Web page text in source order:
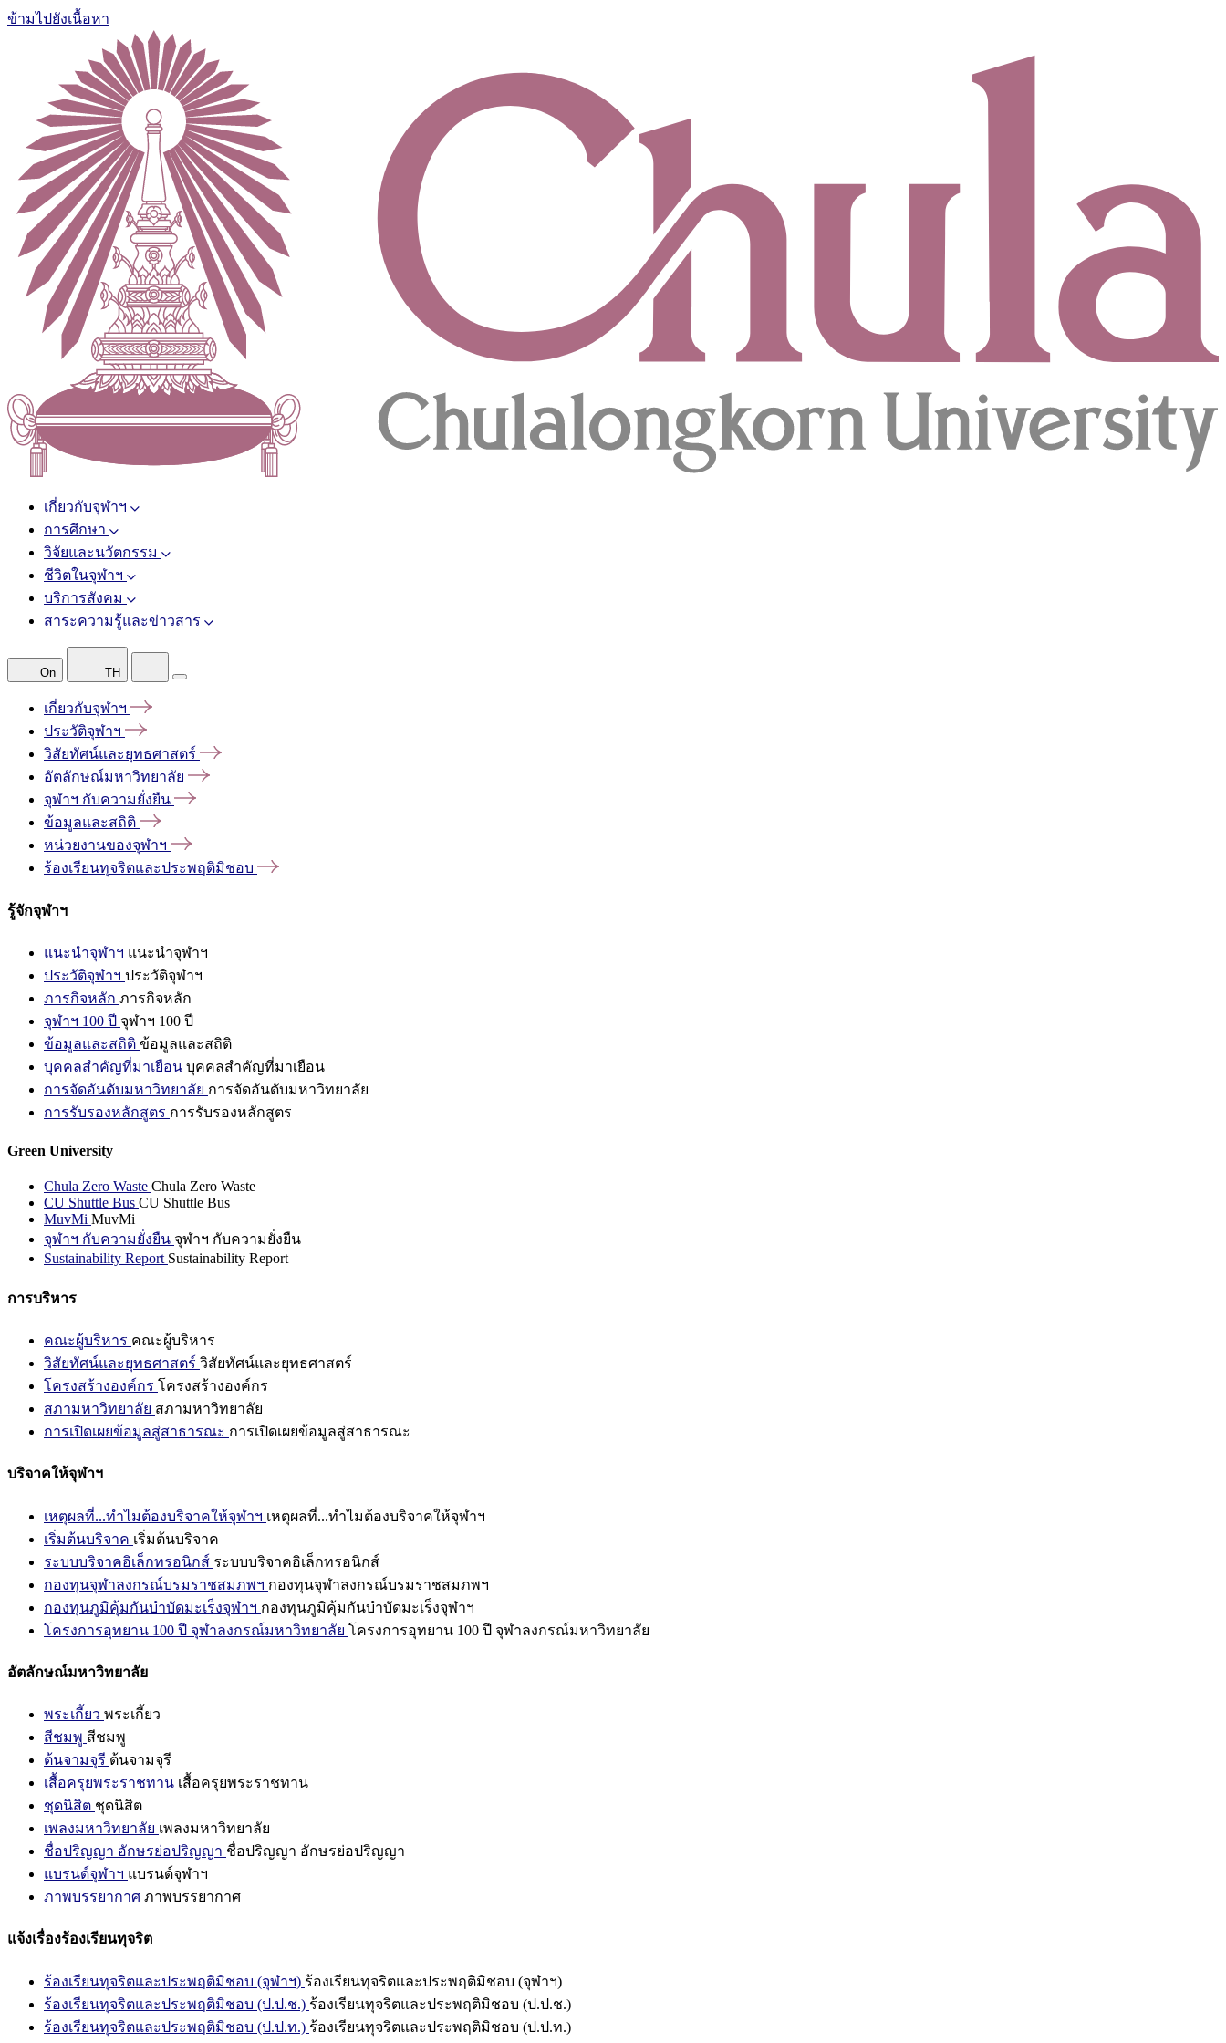
ข้ามไปยังเนื้อหา
เกี่ยวกับจุฬาฯ
การศึกษา
วิจัยและนวัตกรรม
ชีวิตในจุฬาฯ
บริการสังคม
สาระความรู้และข่าวสาร
On TH
เกี่ยวกับจุฬาฯ
ประวัติจุฬาฯ
วิสัยทัศน์และยุทธศาสตร์
อัตลักษณ์มหาวิทยาลัย
จุฬาฯ กับความยั่งยืน
ข้อมูลและสถิติ
หน่วยงานของจุฬาฯ
ร้องเรียนทุจริตและประพฤติมิชอบ
รู้จักจุฬาฯ
แนะนำจุฬาฯ แนะนำจุฬาฯ
ประวัติจุฬาฯ ประวัติจุฬาฯ
ภารกิจหลัก ภารกิจหลัก
จุฬาฯ 100 ปี จุฬาฯ 100 ปี
ข้อมูลและสถิติ ข้อมูลและสถิติ
บุคคลสำคัญที่มาเยือน บุคคลสำคัญที่มาเยือน
การจัดอันดับมหาวิทยาลัย การจัดอันดับมหาวิทยาลัย
การรับรองหลักสูตร การรับรองหลักสูตร
Green University
Chula Zero Waste Chula Zero Waste
CU Shuttle Bus CU Shuttle Bus
MuvMi MuvMi
จุฬาฯ กับความยั่งยืน จุฬาฯ กับความยั่งยืน
Sustainability Report Sustainability Report
การบริหาร
คณะผู้บริหาร คณะผู้บริหาร
วิสัยทัศน์และยุทธศาสตร์ วิสัยทัศน์และยุทธศาสตร์
โครงสร้างองค์กร โครงสร้างองค์กร
สภามหาวิทยาลัย สภามหาวิทยาลัย
การเปิดเผยข้อมูลสู่สาธารณะ การเปิดเผยข้อมูลสู่สาธารณะ
บริจาคให้จุฬาฯ
เหตุผลที่...ทำไมต้องบริจาคให้จุฬาฯ เหตุผลที่...ทำไมต้องบริจาคให้จุฬาฯ
เริ่มต้นบริจาค เริ่มต้นบริจาค
ระบบบริจาคอิเล็กทรอนิกส์ ระบบบริจาคอิเล็กทรอนิกส์
กองทุนจุฬาลงกรณ์บรมราชสมภพฯ กองทุนจุฬาลงกรณ์บรมราชสมภพฯ
กองทุนภูมิคุ้มกันบำบัดมะเร็งจุฬาฯ กองทุนภูมิคุ้มกันบำบัดมะเร็งจุฬาฯ
โครงการอุทยาน 100 ปี จุฬาลงกรณ์มหาวิทยาลัย โครงการอุทยาน 100 ปี จุฬาลงกรณ์มหาวิทยาลัย
อัตลักษณ์มหาวิทยาลัย
พระเกี้ยว พระเกี้ยว
สีชมพู สีชมพู
ต้นจามจุรี ต้นจามจุรี
เสื้อครุยพระราชทาน เสื้อครุยพระราชทาน
ชุดนิสิต ชุดนิสิต
เพลงมหาวิทยาลัย เพลงมหาวิทยาลัย
ชื่อปริญญา อักษรย่อปริญญา ชื่อปริญญา อักษรย่อปริญญา
แบรนด์จุฬาฯ แบรนด์จุฬาฯ
ภาพบรรยากาศ ภาพบรรยากาศ
แจ้งเรื่องร้องเรียนทุจริต
ร้องเรียนทุจริตและประพฤติมิชอบ (จุฬาฯ) ร้องเรียนทุจริตและประพฤติมิชอบ (จุฬาฯ)
ร้องเรียนทุจริตและประพฤติมิชอบ (ป.ป.ช.) ร้องเรียนทุจริตและประพฤติมิชอบ (ป.ป.ช.)
ร้องเรียนทุจริตและประพฤติมิชอบ (ป.ป.ท.) ร้องเรียนทุจริตและประพฤติมิชอบ (ป.ป.ท.)